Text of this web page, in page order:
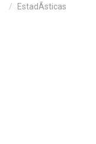
EstadÃ­sticas